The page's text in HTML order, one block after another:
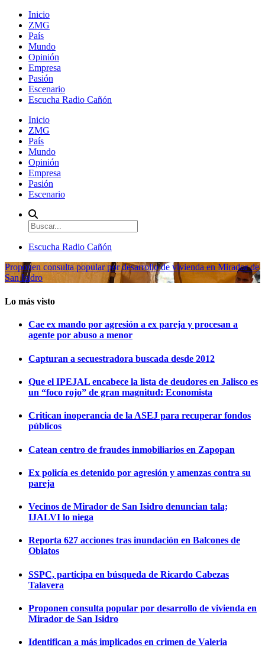
Inicio
ZMG
País
Mundo
Opinión
Empresa
Pasión
Escenario
Escucha Radio Cañón
Inicio
ZMG
País
Mundo
Opinión
Empresa
Pasión
Escenario
Escucha Radio Cañón
Proponen consulta popular por desarrollo de vivienda en Mirador de
San Isidro
Lo más visto
Cae ex mando por agresión a ex pareja y procesan a
agente por abuso a menor
Capturan a secuestradora buscada desde 2012
Que el IPEJAL encabece la lista de deudores en Jalisco es
un “foco rojo” de gran magnitud: Economista
Critican inoperancia de la ASEJ para recuperar fondos
públicos
Catean centro de fraudes inmobiliarios en Zapopan
Ex policía es detenido por agresión y amenzas contra su
pareja
Vecinos de Mirador de San Isidro denuncian tala;
IJALVI lo niega
Reporta 627 acciones tras inundación en Balcones de
Oblatos
SSPC, participa en búsqueda de Ricardo Cabezas
Talavera
Proponen consulta popular por desarrollo de vivienda en
Mirador de San Isidro
Identifican a más implicados en crimen de Valeria